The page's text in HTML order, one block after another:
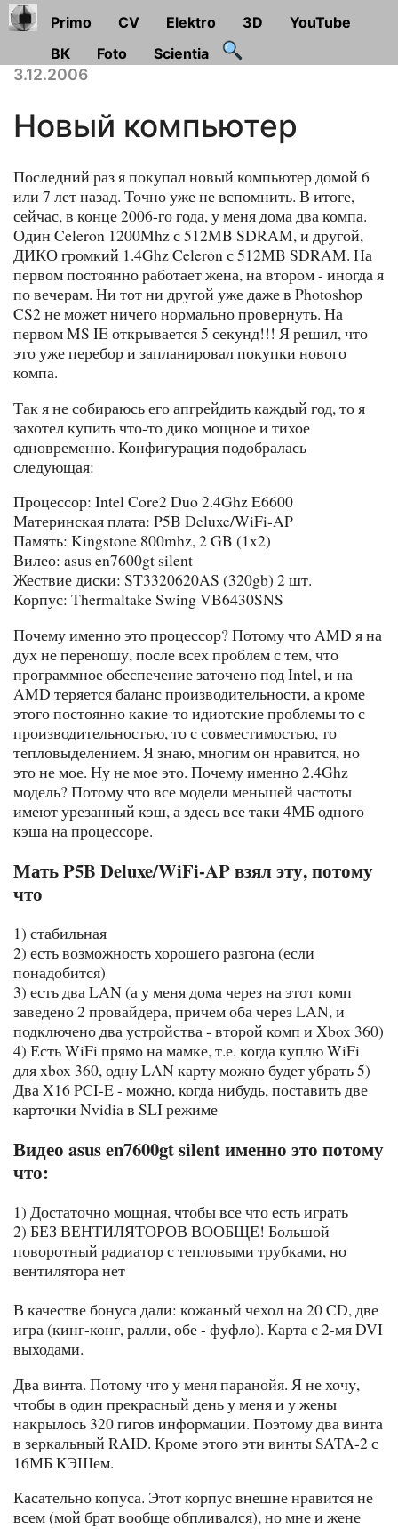
Primo CV Elektro 3D
YouTube
ВК
Foto Scientia
3.12.2006
Новый компьютер
Последний раз я покупал новый компьютер домой 6
или 7 лет назад. Точно уже не вспомнить. В итоге,
сейчас, в конце 2006-го года, у меня дома два компа.
Один Celeron 1200Mhz с 512MB SDRAM, и другой,
ДИКО громкий 1.4Ghz Celeron с 512MB SDRAM. На
первом постоянно работает жена, на втором - иногда я
по вечерам. Ни тот ни другой уже даже в Photoshop
CS2 не может ничего нормально провернуть. На
первом MS IE открывается 5 секунд!!! Я решил, что
это уже перебор и запланировал покупки нового
компа.
Так я не собираюсь его апгрейдить каждый год, то я
захотел купить что-то дико мощное и тихое
одновременно. Конфигурация подобралась
следующая:
Процессор: Intel Core2 Duo 2.4Ghz E6600
Материнская плата: P5B Deluxe/WiFi-AP
Память: Kingstone 800mhz, 2 GB (1x2)
Вилео: asus en7600gt silent
Жествие диски: ST3320620AS (320gb) 2 шт.
Корпус: Thermaltake Swing VB6430SNS
Почему именно это процессор? Потому что AMD я на
дух не переношу, после всех проблем с тем, что
программное обеспечение заточено под Intel, и на
AMD теряется баланс производительности, а кроме
этого постоянно какие-то идиотские проблемы то с
производительностью, то с совместимостью, то
тепловыделением. Я знаю, многим он нравится, но
это не мое. Ну не мое это. Почему именно 2.4Ghz
модель? Потому что все модели меньшей частоты
имеют урезанный кэш, а здесь все таки 4МБ одного
кэша на процессоре.
Мать P5B Deluxe/WiFi-AP взял эту, потому
что
1) стабильная
2) есть возможность хорошего разгона (если
понадобится)
3) есть два LAN (а у меня дома через на этот комп
заведено 2 провайдера, причем оба через LAN, и
подключено два устройства - второй комп и Xbox 360)
4) Есть WiFi прямо на мамке, т.е. когда куплю WiFi
для xbox 360, одну LAN карту можно будет убрать 5)
Два X16 PCI-E - можно, когда нибудь, поставить две
карточки Nvidia в SLI режиме
Видео asus en7600gt silent именно это потому
что:
1) Достаточно мощная, чтобы все что есть играть
2) БЕЗ ВЕНТИЛЯТОРОВ ВООБЩЕ! Большой
поворотный радиатор с тепловыми трубками, но
вентилятора нет
В качестве бонуса дали: кожаный чехол на 20 CD, две
игра (кинг-конг, ралли, обе - фуфло). Карта с 2-мя DVI
выходами.
Два винта. Потому что у меня паранойя. Я не хочу,
чтобы в один прекрасный день у меня и у жены
накрылось 320 гигов информации. Поэтому два винта
в зеркальный RAID. Кроме этого эти винты SATA-2 с
16МБ КЭШем.
Касательно копуса. Этот корпус внешне нравится не
всем (мой брат вообще обпливался), но мне и жене